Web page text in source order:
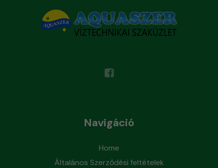
Navigáció
Home
Általános Szerződési feltételek